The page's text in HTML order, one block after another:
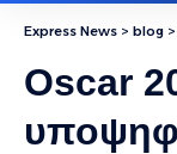
Express News > blog >
Oscar